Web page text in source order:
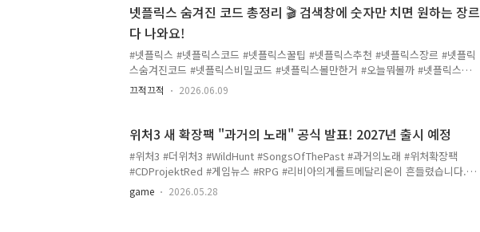
에 온누리 환급까지 다 합치면 체감가가 진짜 말이 안 되는 수준으로 내려와서
저도 보면서 깜짝 놀랐습니다 😲📅 구매 타이밍은 언제가 좋을까?7월 첫째 주
전까지는 구매하시는 걸 추천드려요. 삼성 제품은 8월까지 봐도 되긴 하는데, 살
까 말까 고민 중이시라면 그냥 7월 안으로 결정하시는 게 낫습니다. 라이브 혜택
은 6월 ..
넷플릭스 숨겨진 코드 총정리 🎬 검색창에 숫자만 치면 원하는 장르
다 나와요!
#넷플릭스 #넷플릭스코드 #넷플릭스꿀팁 #넷플릭스추천 #넷플릭스장르 #넷플릭
스숨겨진코드 #넷플릭스비밀코드 #넷플릭스볼만한거 #오늘뭐볼까 #넷플릭스정주
행혹시 넷플릭스 켜놓고 "뭐 볼까~" 하면서 30분 넘게 스크롤만 내린 적 있으신
가요? 저도 그랬거든요 😂 근데 이거 알고 나서 진짜 편해졌어요. 넷플릭스 검색
요! 모르는 분들 은근히 많더라고요. 오늘 카테고리별로 싹 정리해드릴게요 🙌🎭
코미디웃고 싶을 때 바로 써먹는 코드예요!6548 : 코미디 전체3519 : 하이틴 코미
디4426 : 외국 코미디89585 : 공포 코미디11559 : 스탠드업 코미디10256 : 엽기
코미디5475 : 로맨틱 코미디5286 : 스포츠 코미디8..
끄적끄적 2026.06.09
위처3 새 확장팩 "과거의 노래" 공식 발표! 2027년 출시 예정
#위처3 #더위처3 #WildHunt #SongsOfThePast #과거의노래 #위처확장팩
#CDProjektRed #게임뉴스 #RPG #리비아의게롤트메달리온이 흔들렸습니다.
그것도 꽤 크게요.어제(5월 27일) CD프로젝트레드가 공식 트위터를 통해 더 위
처 3: 와일드 헌트의 새 확장팩을 전격 발표했어요. 제목은 "송즈 오브 더 패스트
game 2026.05.28